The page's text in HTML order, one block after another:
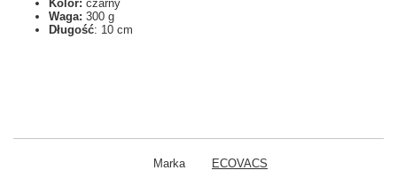
Kolor: czarny
Waga: 300 g
Długość: 10 cm
Marka ECOVACS